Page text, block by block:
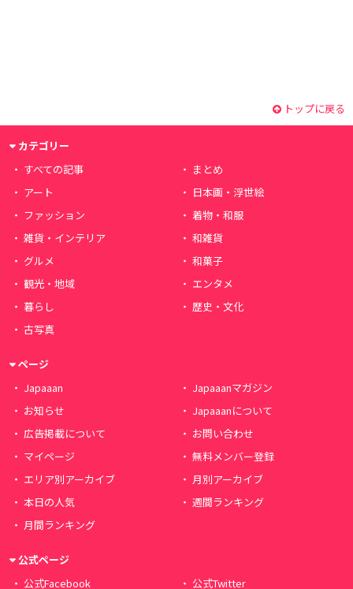
トップに戻る
カテゴリー
すべての記事
まとめ
アート
日本画・浮世絵
ファッション
着物・和服
雑貨・インテリア
和雑貨
グルメ
和菓子
観光・地域
エンタメ
暮らし
歴史・文化
古写真
ページ
Japaaan
Japaaanマガジン
お知らせ
Japaaanについて
広告掲載について
お問い合わせ
マイページ
無料メンバー登録
エリア別アーカイブ
月別アーカイブ
本日の人気
週間ランキング
月間ランキング
公式ページ
公式Facebook
公式Twitter